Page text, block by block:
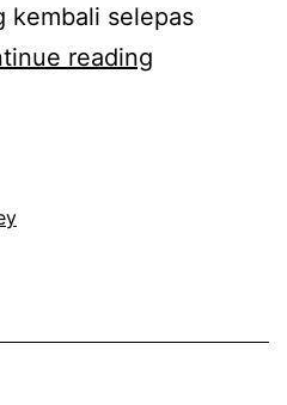
kembali selepas
reading
t